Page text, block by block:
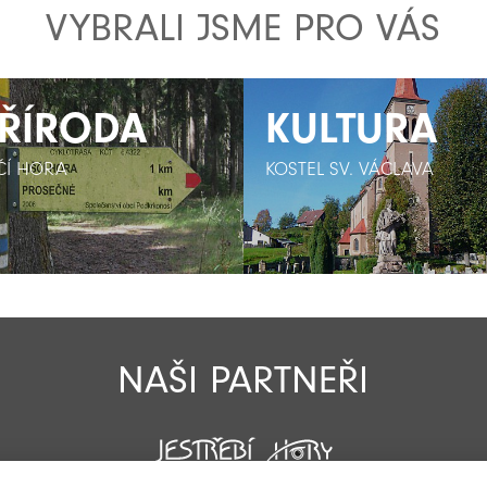
VYBRALI JSME PRO VÁS
HORA
HORA
KULTURA
KOSTEL SV. VÁCLAVA
KULTURA
KOSTEL SV. VÁCLAVA
NAŠI PARTNEŘI